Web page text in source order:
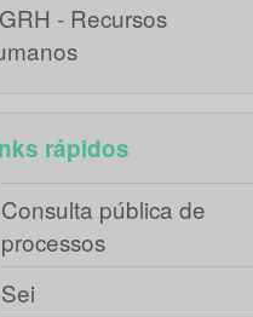
- Recursos
rápidos
Consulta pública de
processos
Sei